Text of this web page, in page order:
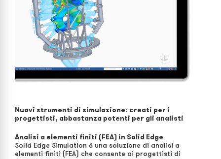
Nuovi strumenti di simulazione: creati per i
progettisti, abbastanza potenti per gli analisti
Analisi a elementi finiti (FEA) in Solid Edge
Solid Edge Simulation è una soluzione di analisi a
elementi finiti (FEA) che consente ai progettisti di